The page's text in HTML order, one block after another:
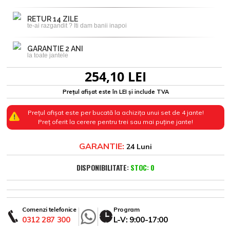
RETUR 14 ZILE
te-ai razgandit ? Iti dam banii inapoi
GARANTIE 2 ANI
la toate jantele
254,10 LEI
Prețul afișat este în LEI și include TVA
Prețul afișat este per bucată la achizița unui set de 4 jante!
Preț oferit la cerere pentru trei sau mai puține jante!
GARANTIE: 24 Luni
DISPONIBILITATE: STOC: 0
Comenzi telefonice
0312 287 300
Program
L-V: 9:00-17:00